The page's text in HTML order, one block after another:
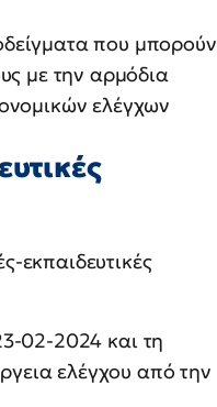
που μπορούν
με την αρμόδια
ελέγχων
εκπαιδευτικές
02-2024 και τη
ελέγχου από την